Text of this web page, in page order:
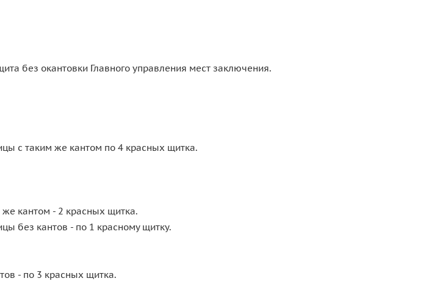
без окантовки Главного управления мест заключения.
с таким же кантом по 4 красных щитка.
кантом - 2 красных щитка.
без кантов - по 1 красному щитку.
- по 3 красных щитка.